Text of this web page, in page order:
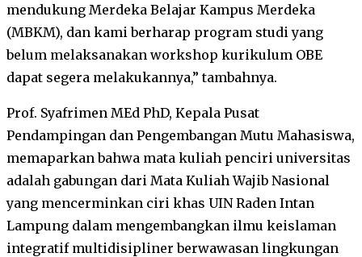
mendukung Merdeka Belajar Kampus Merdeka
(MBKM), dan kami berharap program studi yang
belum melaksanakan workshop kurikulum OBE
dapat segera melakukannya,” tambahnya.
Prof. Syafrimen MEd PhD, Kepala Pusat
Pendampingan dan Pengembangan Mutu Mahasiswa,
memaparkan bahwa mata kuliah penciri universitas
adalah gabungan dari Mata Kuliah Wajib Nasional
yang mencerminkan ciri khas UIN Raden Intan
Lampung dalam mengembangkan ilmu keislaman
integratif multidisipliner berwawasan lingkungan